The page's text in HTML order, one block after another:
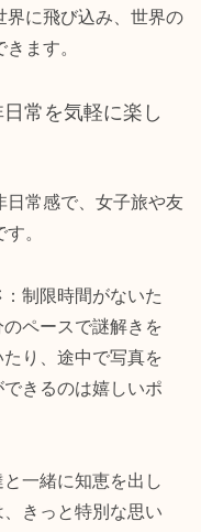
界に飛び込み、世界の
ます。
常を気軽に楽し
日常感で、女子旅や友
。
：制限時間がないた
ペースで謎解きを
り、途中で写真を
きるのは嬉しいポ
と一緒に知恵を出し
きっと特別な思い